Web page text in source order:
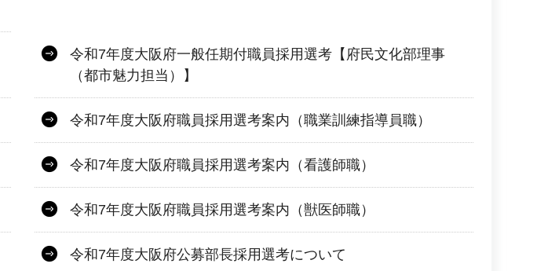
令和7年度大阪府一般任期付職員採用選考【府民文化部理事
（都市魅力担当）】
令和7年度大阪府職員採用選考案内（職業訓練指導員職）
令和7年度大阪府職員採用選考案内（看護師職）
令和7年度大阪府職員採用選考案内（獣医師職）
令和7年度大阪府公募部長採用選考について